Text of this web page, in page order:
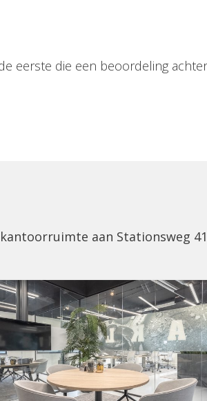
eerste die een beoordeling
aan Stationsweg 41